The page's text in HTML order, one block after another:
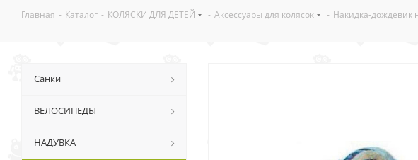
Главная - Каталог - КОЛЯСКИ ДЛЯ ДЕТЕЙ - Аксессуары для колясок - Накидка-дождевик
Санки
ВЕЛОСИПЕДЫ
НАДУВКА